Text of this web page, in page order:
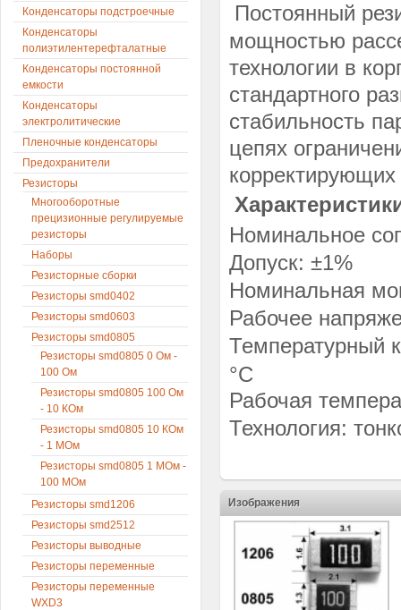
Постоянный
мощностью
технологии в
стандартного
стабильность
цепях
Номинальное
Допуск: ±1%
Номинальная
Рабочее
Температурный
°C
Рабочая
Технология:
Изображения
Конденсаторы подстроечные
Конденсаторы
полиэтилентерефталатные
Конденсаторы постоянной
емкости
Конденсаторы
электролитические
Пленочные конденсаторы
Предохранители
Резисторы
Многооборотные
прецизионные регулируемые
резисторы
Наборы
Резисторные сборки
Резисторы smd0402
Резисторы smd0603
Резисторы smd0805
Резисторы smd0805 0 Ом -
100 Ом
Резисторы smd0805 100 Ом
- 10 КОм
Резисторы smd0805 10 КОм
- 1 МОм
Резисторы smd0805 1 МОм -
100 МОм
Резисторы smd1206
Резисторы smd2512
Резисторы выводные
Резисторы переменные
Резисторы переменные
WXD3